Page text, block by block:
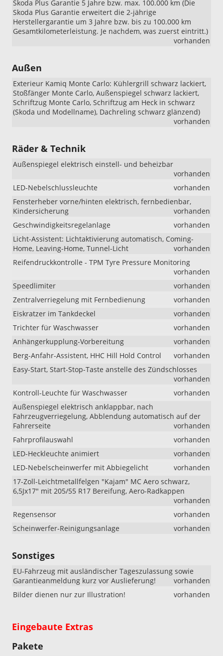
Skoda Plus Garantie 5 Jahre bzw. max. 100.000 km (Die
Skoda Plus Garantie erweitert die 2-jährige
Herstellergarantie um 3 Jahre bzw. bis zu 100.000 km
Gesamtkilometerleistung. Je nachdem, was zuerst eintritt.)
vorhanden
Außen
Exterieur Kamiq Monte Carlo: Kühlergrill schwarz lackiert,
Stoßfänger Monte Carlo, Außenspiegel schwarz lackiert,
Schriftzug Monte Carlo, Schriftzug am Heck in schwarz
(Skoda und Modellname), Dachreling schwarz glänzend)
vorhanden
Räder & Technik
Außenspiegel elektrisch einstell- und beheizbar
vorhanden
LED-Nebelschlussleuchte
vorhanden
Fensterheber vorne/hinten elektrisch, fernbedienbar,
Kindersicherung
vorhanden
Geschwindigkeitsregelanlage
vorhanden
Licht-Assistent: Lichtaktivierung automatisch, Coming-
Home, Leaving-Home, Tunnel-Licht
vorhanden
Reifendruckkontrolle - TPM Tyre Pressure Monitoring
vorhanden
Speedlimiter
vorhanden
Zentralverriegelung mit Fernbedienung
vorhanden
Eiskratzer im Tankdeckel
vorhanden
Trichter für Waschwasser
vorhanden
Anhängerkupplung-Vorbereitung
vorhanden
Berg-Anfahr-Assistent, HHC Hill Hold Control
vorhanden
Easy-Start, Start-Stop-Taste anstelle des Zündschlosses
vorhanden
Kontroll-Leuchte für Waschwasser
vorhanden
Außenspiegel elektrisch anklappbar, nach
Fahrzeugverriegelung, Abblendung automatisch auf der
Fahrerseite
vorhanden
Fahrprofilauswahl
vorhanden
LED-Heckleuchte animiert
vorhanden
LED-Nebelscheinwerfer mit Abbiegelicht
vorhanden
17-Zoll-Leichtmetallfelgen "Kajam" MC Aero schwarz,
6,5Jx17" mit 205/55 R17 Bereifung, Aero-Radkappen
vorhanden
Regensensor
vorhanden
Scheinwerfer-Reinigungsanlage
vorhanden
Sonstiges
EU-Fahrzeug mit ausländischer Tageszulassung sowie
Garantieanmeldung kurz vor Auslieferung!
vorhanden
Bilder dienen nur zur Illustration!
vorhanden
Eingebaute Extras
Pakete